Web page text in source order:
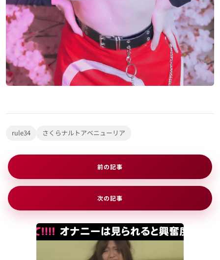
芸者ポルノ
便利リンク
プライバシーポリシー
rule34 さくらナルトアベニューリア
前の記事
次の記事